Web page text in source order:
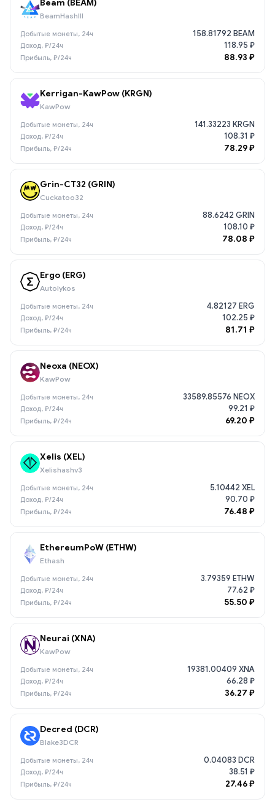
Beam (BEAM)
BeamHashIII
158.81792 BEAM
118.95 ₽
88.93 ₽
Kerrigan-KawPow (KRGN)
KawPow
141.33223 KRGN
108.31 ₽
78.29 ₽
Grin-CT32 (GRIN)
Cuckatoo32
88.6242 GRIN
108.10 ₽
78.08 ₽
Ergo (ERG)
Autolykos
4.82127 ERG
102.25 ₽
81.71 ₽
Neoxa (NEOX)
KawPow
33589.85576 NEOX
99.21 ₽
69.20 ₽
Xelis (XEL)
Xelishashv3
5.10442 XEL
90.70 ₽
76.48 ₽
EthereumPoW (ETHW)
Ethash
3.79359 ETHW
77.62 ₽
55.50 ₽
Neurai (XNA)
KawPow
19381.00409 XNA
66.28 ₽
36.27 ₽
Decred (DCR)
Blake3DCR
0.04083 DCR
38.51 ₽
27.46 ₽